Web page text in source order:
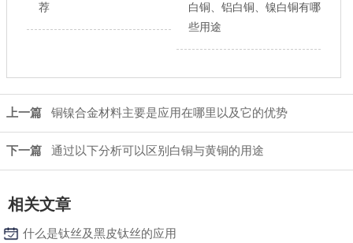
荐
白铜、铝白铜、镍白铜有哪
些用途
上一篇 铜镍合金材料主要是应用在哪里以及它的优势
下一篇 通过以下分析可以区别白铜与黄铜的用途
相关文章
什么是钛丝及黑皮钛丝的应用